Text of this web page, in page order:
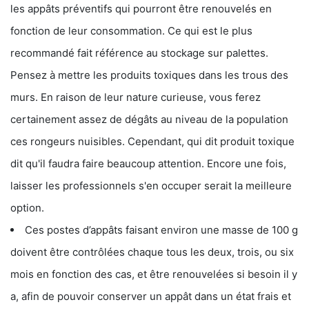
les appâts préventifs qui pourront être renouvelés en
fonction de leur consommation. Ce qui est le plus
recommandé fait référence au stockage sur palettes.
Pensez à mettre les produits toxiques dans les trous des
murs. En raison de leur nature curieuse, vous ferez
certainement assez de dégâts au niveau de la population
ces rongeurs nuisibles. Cependant, qui dit produit toxique
dit qu'il faudra faire beaucoup attention. Encore une fois,
laisser les professionnels s'en occuper serait la meilleure
option.
Ces postes d’appâts faisant environ une masse de 100 g
doivent être contrôlées chaque tous les deux, trois, ou six
mois en fonction des cas, et être renouvelées si besoin il y
a, afin de pouvoir conserver un appât dans un état frais et